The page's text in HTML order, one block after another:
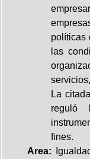
políticas
las
La
reguló
fines.
Area: